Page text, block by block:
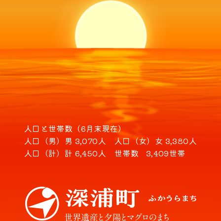
人口と世帯数（6月末現在）
人口（男） 男 3,070人 人口（女） 女 3,380人
人口（計） 計 6,450人 世帯数 3,409世帯